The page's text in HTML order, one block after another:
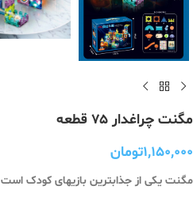
مگنت چراغدار ۷۵ قطعه
۱,۱۵۰,۰۰۰تومان
مگنت یکی از جذابترین بازیهای کودک است